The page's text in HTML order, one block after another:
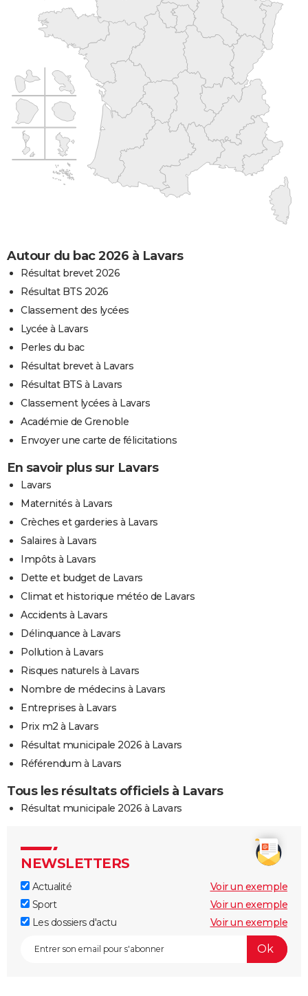
Autour du bac 2026 à Lavars
Résultat brevet 2026
Résultat BTS 2026
Classement des lycées
Lycée à Lavars
Perles du bac
Résultat brevet à Lavars
Résultat BTS à Lavars
Classement lycées à Lavars
Académie de Grenoble
Envoyer une carte de félicitations
En savoir plus sur Lavars
Lavars
Maternités à Lavars
Crèches et garderies à Lavars
Salaires à Lavars
Impôts à Lavars
Dette et budget de Lavars
Climat et historique météo de Lavars
Accidents à Lavars
Délinquance à Lavars
Pollution à Lavars
Risques naturels à Lavars
Nombre de médecins à Lavars
Entreprises à Lavars
Prix m2 à Lavars
Résultat municipale 2026 à Lavars
Référendum à Lavars
Tous les résultats officiels à Lavars
Résultat municipale 2026 à Lavars
NEWSLETTERS
Actualité
Voir un exemple
Sport
Voir un exemple
Les dossiers d'actu
Voir un exemple